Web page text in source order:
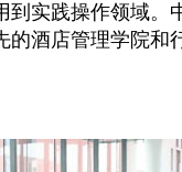
到实践操作领域。
的酒店管理学院和